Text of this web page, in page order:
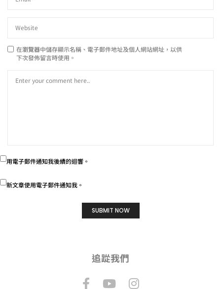
在瀏覽器中儲存顯示名稱、電子郵件地址及個人網站網址，以供
下次發佈留言時使用。
用電子郵件通知我後續的迴響。
新文章使用電子郵件通知我。
追踨我們